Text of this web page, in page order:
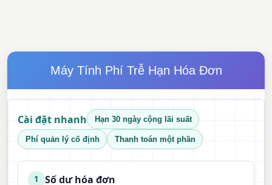
Máy Tính Phí Trễ Hạn Hóa Đơn
Cài đặt nhanh Hạn 30 ngày cộng lãi suất
Phí quản lý cố định Thanh toán một phần
1 Số dư hóa đơn